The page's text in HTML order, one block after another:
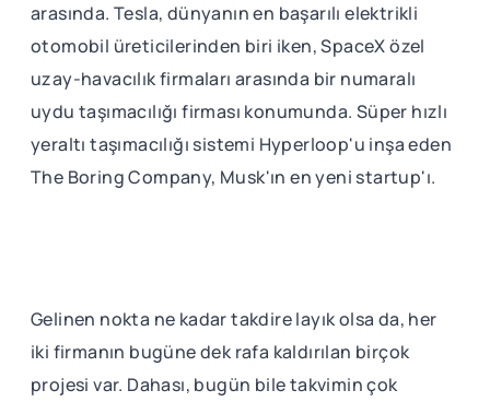
arasında. Tesla, dünyanın en başarılı elektrikli
otomobil üreticilerinden biri iken, SpaceX özel
uzay-havacılık firmaları arasında bir numaralı
uydu taşımacılığı firması konumunda. Süper hızlı
yeraltı taşımacılığı sistemi Hyperloop'u inşa eden
The Boring Company, Musk'ın en yeni startup'ı.
Gelinen nokta ne kadar takdire layık olsa da, her
iki firmanın bugüne dek rafa kaldırılan birçok
projesi var. Dahası, bugün bile takvimin çok